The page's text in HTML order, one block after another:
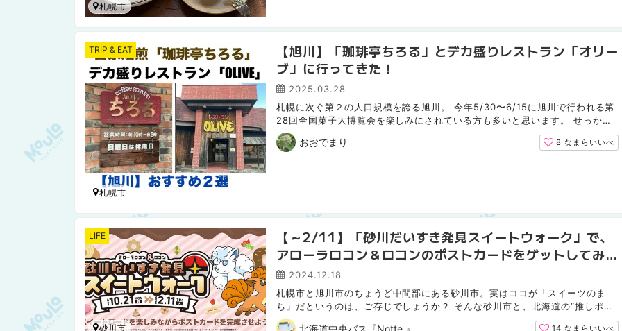
札幌市
【旭川】「珈琲亭ちろる」とデカ盛りレストラン「オリー
ブ」に行ってきた！
2025.03.28
札幌に次ぐ第２の人口規模を誇る旭川。 今年5/30〜6/15に旭川で行われる第
28回全国菓子大博覧会を楽しみにされている方も多いと思います。 せっかく
旭川に行くなら是非おすすめしたい【喫茶店の「珈琲亭ちろる」...
おおでまり 8なまらいいべ
TRIP & EAT
札幌市
【～2/11】「砂川だいすき発見スイートウォーク」で、
アローラロコン＆ロコンのポストカードをゲットしてみ
た！2024.12.18
札幌市と旭川市のちょうど中間部にある砂川市。実はココが「スイーツのま
ち」だというのは、ご存じでしょうか？ そんな砂川市と、北海道の“推しポケ
モン”である「北海道だいすき発見隊」のアローラロコン＆ロコン...
北海道中央バス『Notte.』 14なまらいいべ
LIFE
砂川市